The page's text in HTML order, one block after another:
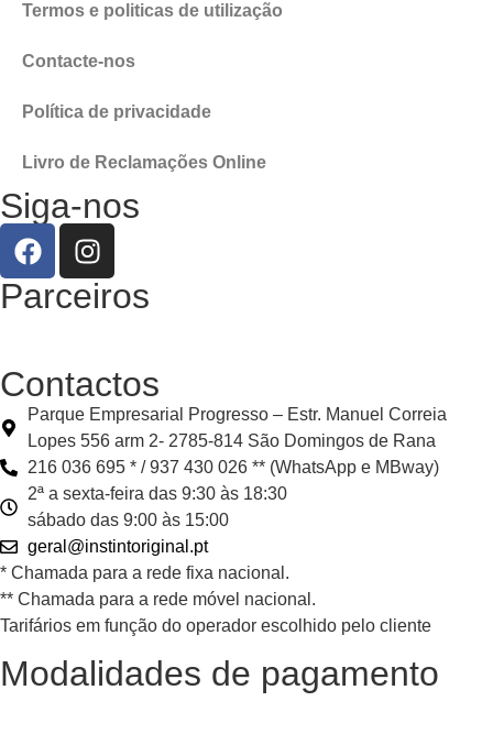
Termos e politicas de utilização
Contacte-nos
Política de privacidade
Livro de Reclamações Online
Siga-nos
Parceiros
Contactos
Parque Empresarial Progresso – Estr. Manuel Correia
Lopes 556 arm 2- 2785-814 São Domingos de Rana
216 036 695 * / 937 430 026 ** (WhatsApp e MBway)
2ª a sexta-feira das 9:30 às 18:30
sábado das 9:00 às 15:00
geral@instintoriginal.pt
* Chamada para a rede fixa nacional.
** Chamada para a rede móvel nacional.
Tarifários em função do operador escolhido pelo cliente
Modalidades de pagamento